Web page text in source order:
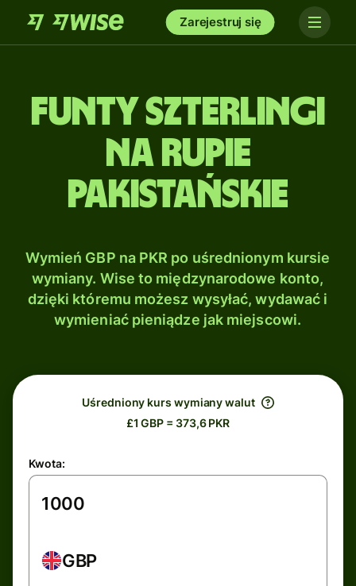
Zarejestruj się
Funty szterlingi
na Rupie
pakistańskie
Wymień GBP na PKR po uśrednionym kursie
wymiany. Wise to międzynarodowe konto,
dzięki któremu możesz wysyłać, wydawać i
wymieniać pieniądze jak miejscowi.
Uśredniony kurs wymiany walut
£1 GBP = 373,6 PKR
Kwota:
GBP